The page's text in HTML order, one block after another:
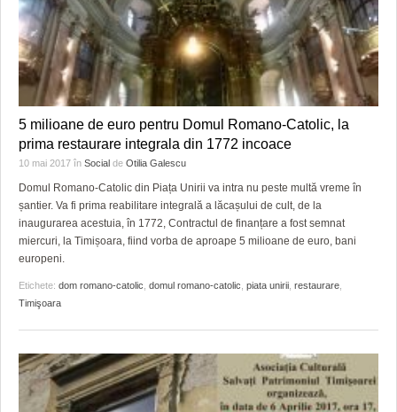
5 milioane de euro pentru Domul Romano-Catolic, la
prima restaurare integrala din 1772 incoace
10 mai 2017 în Social de Otilia Galescu
Domul Romano-Catolic din Piața Unirii va intra nu peste multă vreme în
șantier. Va fi prima reabilitare integrală a lăcașului de cult, de la
inaugurarea acestuia, în 1772, Contractul de finanțare a fost semnat
miercuri, la Timișoara, fiind vorba de aproape 5 milioane de euro, bani
europeni.
Etichete: dom romano-catolic domul romano-catolic piata unirii restaurare
Timişoara